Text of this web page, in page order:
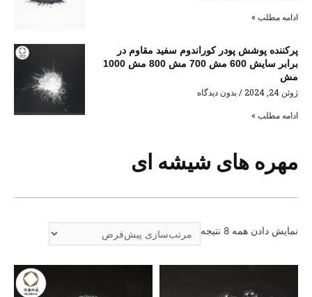
ادامه مطلب »
پرکننده پوشش پودر کوراندوم سفید مقاوم در
برابر سایش 600 مش 700 مش 800 مش 1000
مش
ژوئن 24, 2024
بدون دیدگاه
ادامه مطلب »
مهره های شیشه ای
نمایش دادن همه 8 نتیجه